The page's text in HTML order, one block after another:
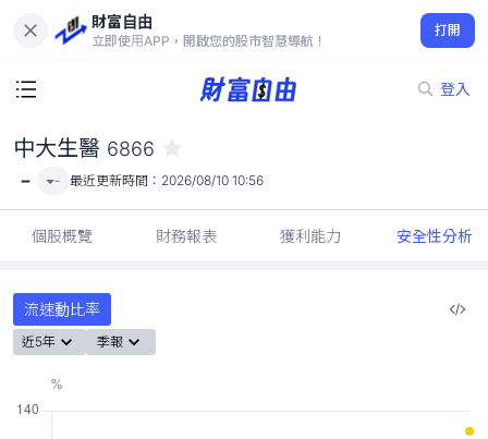
財富自由
立即使用APP，開啟您的股市智慧導航！
打開
登入
-
中大生醫 6866
- - 最近更新時間： 2026/08/10 10:56
個股概覽 財務報表 獲利能力 安全性分析
流速動比率
近5年 季報